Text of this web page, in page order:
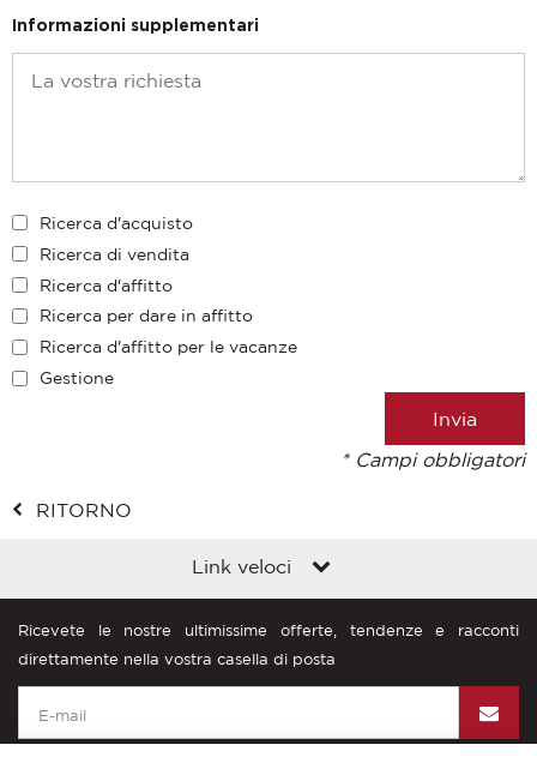
Informazioni supplementari
Ricerca d'acquisto
Ricerca di vendita
Ricerca d'affitto
Ricerca per dare in affitto
Ricerca d'affitto per le vacanze
Gestione
* Campi obbligatori
RITORNO
Link veloci
Ricevete le nostre ultimissime offerte, tendenze e racconti
direttamente nella vostra casella di posta